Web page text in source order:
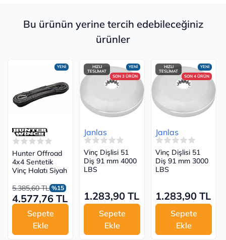
Bu ürünün yerine tercih edebileceğiniz
ürünler
YENİ
Hunter Offroad
4x4 Sentetik
Vinç Halatı Siyah
5.385,60 TL %15
4.577,76 TL
Sepete
Ekle
YENİ
SON 3 ÜRÜN
HIZLI
TESLİMAT
Janlas
Vinç Dişlisi 51
Diş 91 mm 4000
LBS
1.283,90 TL
Sepete
Ekle
YENİ
SON 4 ÜRÜN
HIZLI
TESLİMAT
Janlas
Vinç Dişlisi 51
Diş 91 mm 3000
LBS
1.283,90 TL
Sepete
Ekle